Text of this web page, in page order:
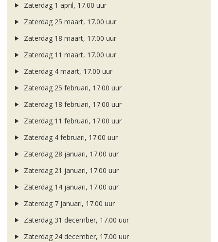
Zaterdag 1 april, 17.00 uur
Zaterdag 25 maart, 17.00 uur
Zaterdag 18 maart, 17.00 uur
Zaterdag 11 maart, 17.00 uur
Zaterdag 4 maart, 17.00 uur
Zaterdag 25 februari, 17.00 uur
Zaterdag 18 februari, 17.00 uur
Zaterdag 11 februari, 17.00 uur
Zaterdag 4 februari, 17.00 uur
Zaterdag 28 januari, 17.00 uur
Zaterdag 21 januari, 17.00 uur
Zaterdag 14 januari, 17.00 uur
Zaterdag 7 januari, 17.00 uur
Zaterdag 31 december, 17.00 uur
Zaterdag 24 december, 17.00 uur